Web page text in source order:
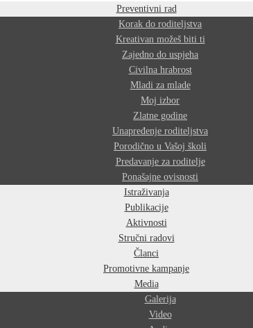
Preventivni rad
Korak do roditeljstva
Kreativan možeš biti ti
Zajedno do uspjeha
Civilna hrabrost
Mladi za mlade
Moj izbor
Zlatne godine
Unapređenje roditeljstva
Porodično u Vašoj školi
Predavanje za roditelje
Ponašajne ovisnosti
Istraživanja
Publikacije
Aktivnosti
Stručni radovi
Članci
Promotivne kampanje
Media
Galerija
Video